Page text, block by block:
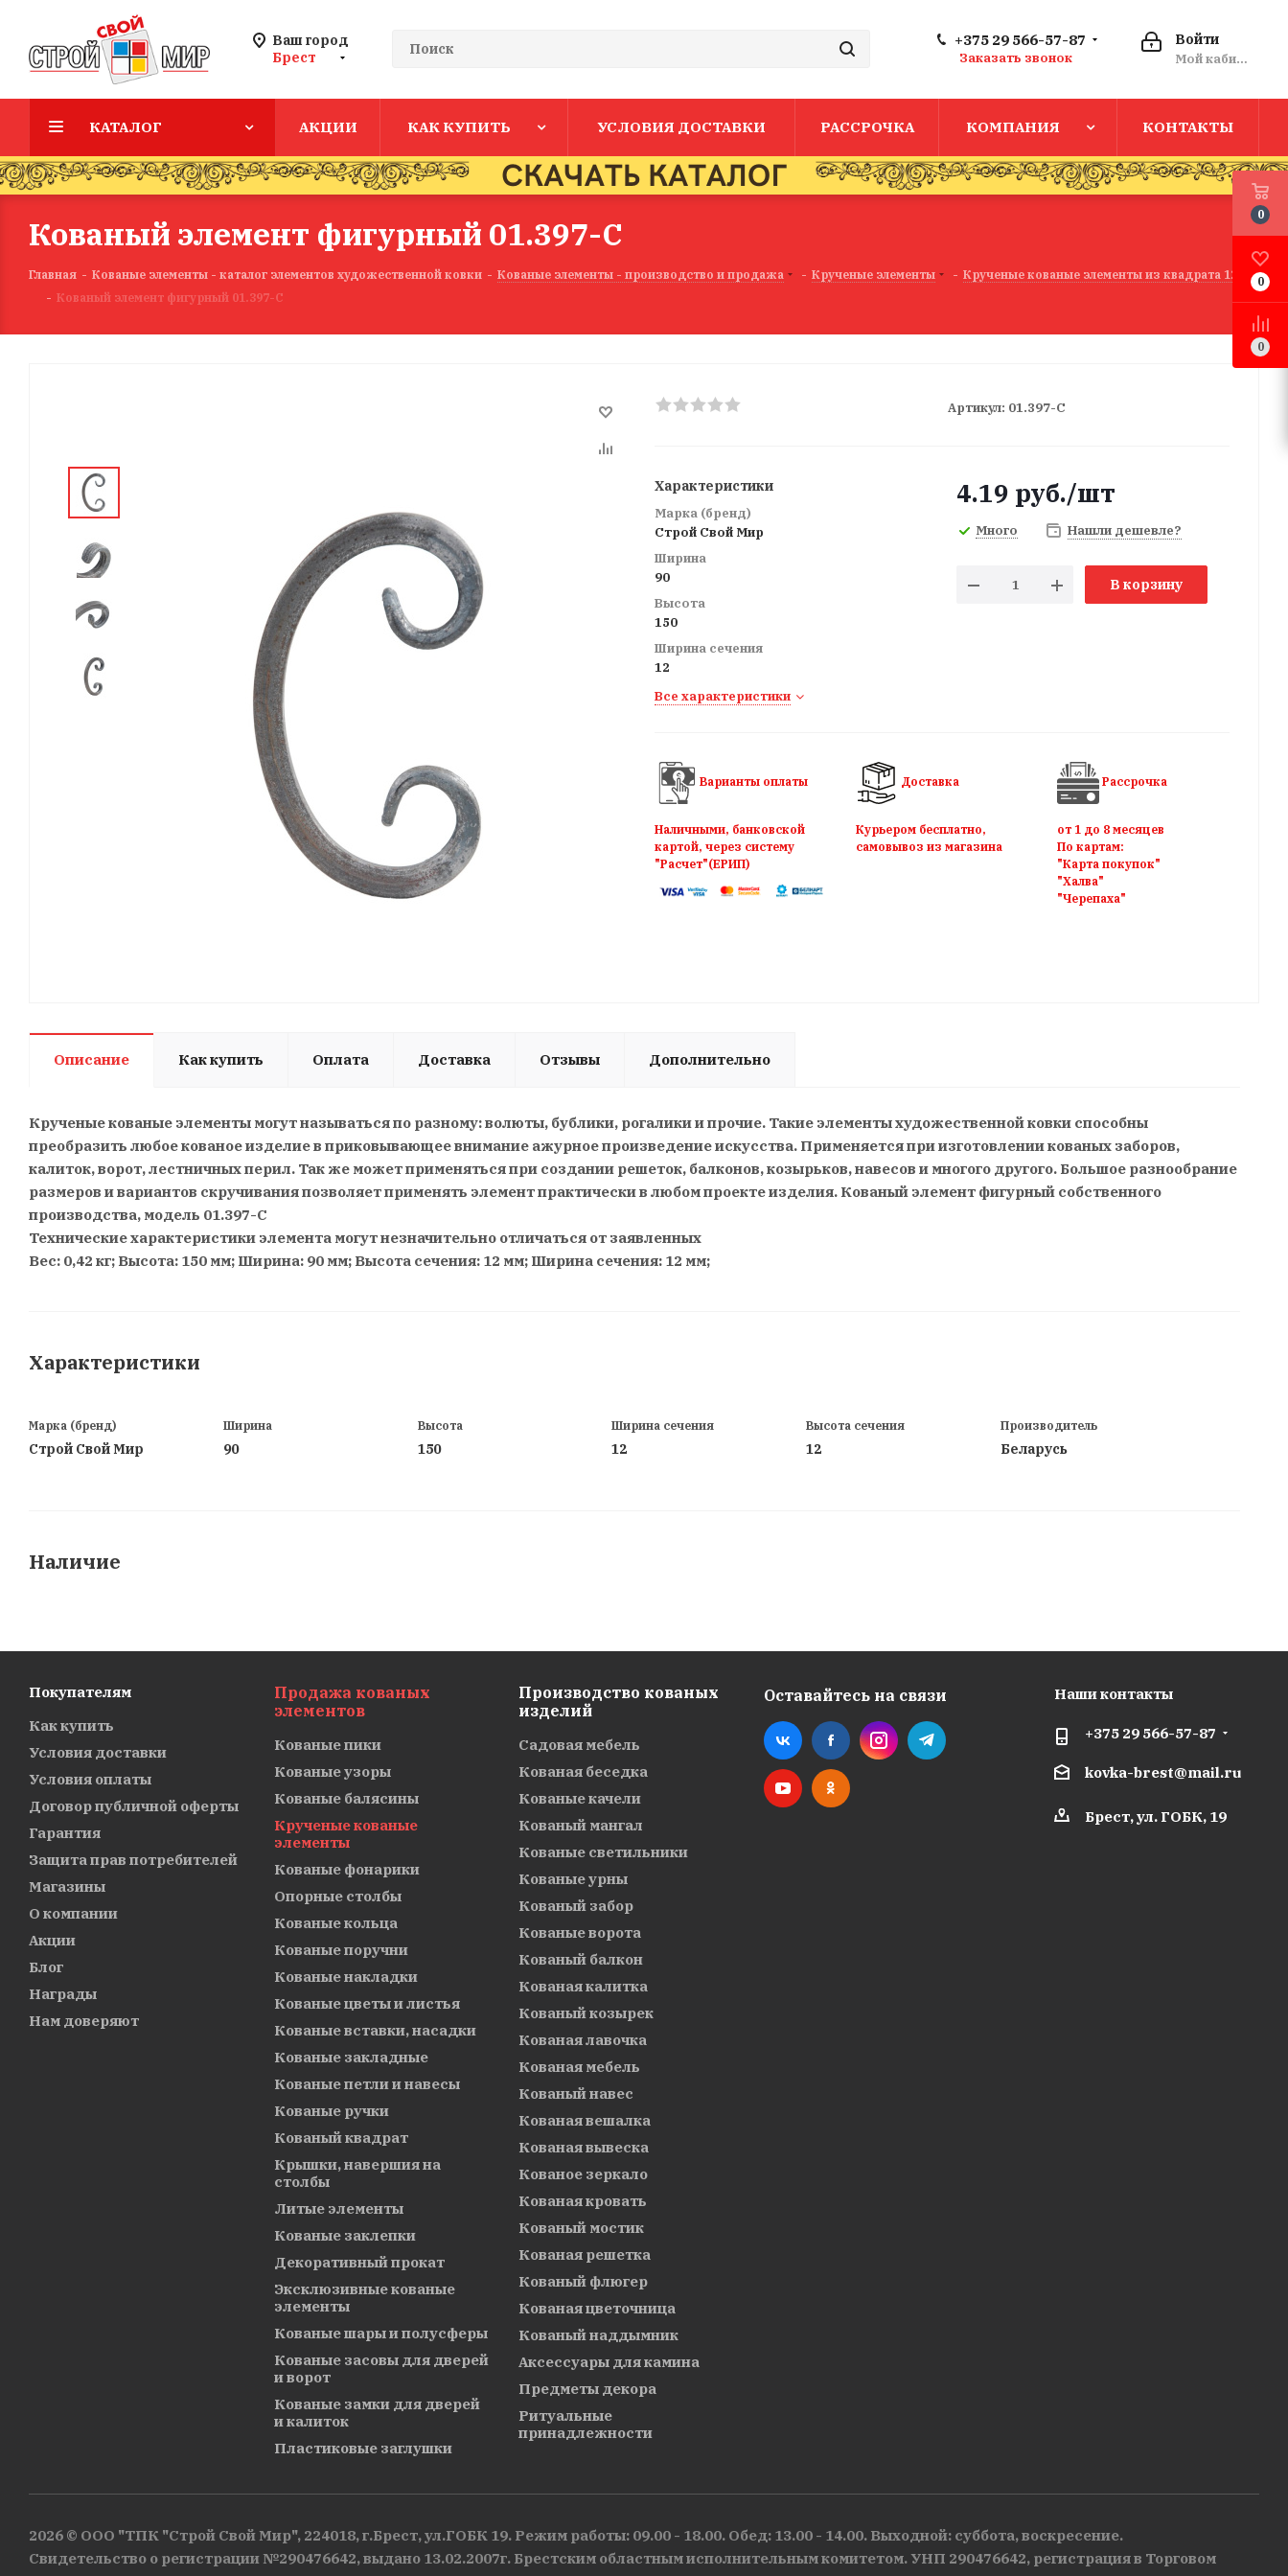
Ваш город
Брест
Войти
Мой кабинет
+375 29 566-57-87
Заказать звонок
КАТАЛОГ АКЦИИ КАК КУПИТЬ УСЛОВИЯ ДОСТАВКИ РАССРОЧКА КОМПАНИЯ КОНТАКТЫ
Кованый элемент фигурный 01.397-С
Главная - Кованые элементы - каталог элементов художественной ковки - Кованые элементы - производство и продажа - Крученые элементы - Крученые кованые элементы из квадрата 12х12
- Кованый элемент фигурный 01.397-С
Артикул: 01.397-С
Характеристики
Марка (бренд)
Строй Свой Мир
Ширина
90
Высота
150
Ширина сечения
12
Все характеристики
4.19 руб./шт
Много Нашли дешевле?
В корзину
Варианты оплаты
Наличными, банковской
картой, через систему
"Расчет"(ЕРИП)
Доставка
Курьером бесплатно,
самовывоз из магазина
Рассрочка
от 1 до 8 месяцев
По картам:
"Карта покупок"
"Халва"
"Черепаха"
Описание Как купить Оплата Доставка Отзывы Дополнительно
Крученые кованые элементы могут называться по разному: волюты, бублики, рогалики и прочие. Такие элементы художественной ковки способны
преобразить любое кованое изделие в приковывающее внимание ажурное произведение искусства. Применяется при изготовлении кованых заборов,
калиток, ворот, лестничных перил. Так же может применяться при создании решеток, балконов, козырьков, навесов и многого другого. Большое разнообрание
размеров и вариантов скручивания позволяет применять элемент практически в любом проекте изделия. Кованый элемент фигурный собственного
производства, модель 01.397-С
Технические характеристики элемента могут незначительно отличаться от заявленных
Вес: 0,42 кг; Высота: 150 мм; Ширина: 90 мм; Высота сечения: 12 мм; Ширина сечения: 12 мм;
Характеристики
Марка (бренд)
Строй Свой Мир
Ширина
90
Высота
150
Ширина сечения
12
Высота сечения
12
Производитель
Беларусь
Наличие
Покупателям
Как купить
Условия доставки
Условия оплаты
Договор публичной оферты
Гарантия
Защита прав потребителей
Магазины
О компании
Акции
Блог
Награды
Нам доверяют
Продажа кованых
элементов
Кованые пики
Кованые узоры
Кованые балясины
Крученые кованые
элементы
Кованые фонарики
Опорные столбы
Кованые кольца
Кованые поручни
Кованые накладки
Кованые цветы и листья
Кованые вставки, насадки
Кованые закладные
Кованые петли и навесы
Кованые ручки
Кованый квадрат
Крышки, навершия на
столбы
Литые элементы
Кованые заклепки
Декоративный прокат
Эксклюзивные кованые
элементы
Кованые шары и полусферы
Кованые засовы для дверей
и ворот
Кованые замки для дверей
и калиток
Пластиковые заглушки
Производство кованых
изделий
Садовая мебель
Кованая беседка
Кованые качели
Кованый мангал
Кованые светильники
Кованые урны
Кованый забор
Кованые ворота
Кованый балкон
Кованая калитка
Кованый козырек
Кованая лавочка
Кованая мебель
Кованый навес
Кованая вешалка
Кованая вывеска
Кованое зеркало
Кованая кровать
Кованый мостик
Кованая решетка
Кованый флюгер
Кованая цветочница
Кованый наддымник
Аксессуары для камина
Предметы декора
Ритуальные
принадлежности
Оставайтесь на связи Наши контакты
+375 29 566-57-87
kovka-brest@mail.ru
Брест, ул. ГОБК, 19
2026 © ООО "ТПК "Строй Свой Мир", 224018, г.Брест, ул.ГОБК 19. Режим работы: 09.00 - 18.00. Обед: 13.00 - 14.00. Выходной: суббота, воскресение.
Свидетельство о регистрации №290476642, выдано 13.02.2007г. Брестским областным исполнительным комитетом. УНП 290476642, регистрация в Торговом
0
0
0